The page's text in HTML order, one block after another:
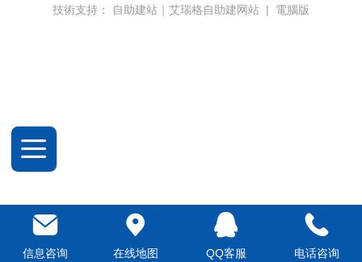
技術支持：
自助建站｜艾瑞格自助建网站 | 電腦版
信息咨询 在线地图 QQ客服 电话咨询